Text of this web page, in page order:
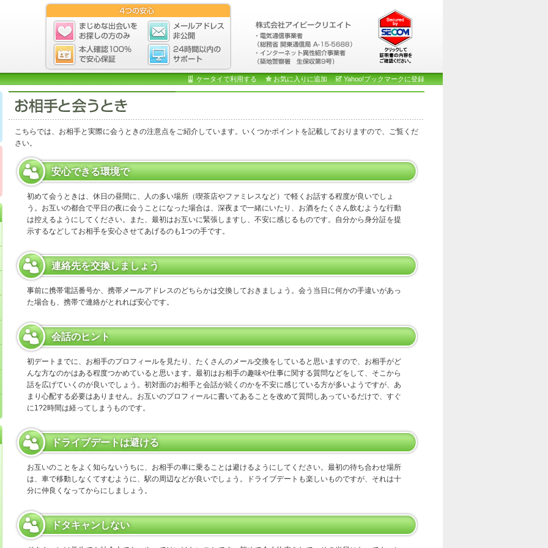
ケータイで利用する お気に入りに追加 Yahoo!ブックマークに登録
こちらでは、お相手と実際に会うときの注意点をご紹介しています。いくつかポイントを記載しておりますので、ご覧くだ
さい。
安心できる環境で
初めて会うときは、休日の昼間に、人の多い場所（喫茶店やファミレスなど）で軽くお話する程度が良いでしょ
う。お互いの都合で平日の夜に会うことになった場合は、深夜まで一緒にいたり、お酒をたくさん飲むような行動
は控えるようにしてください。また、最初はお互いに緊張しますし、不安に感じるものです。自分から身分証を提
示するなどしてお相手を安心させてあげるのも1つの手です。
連絡先を交換しましょう
事前に携帯電話番号か、携帯メールアドレスのどちらかは交換しておきましょう。会う当日に何かの手違いがあっ
た場合も、携帯で連絡がとれれば安心です。
会話のヒント
初デートまでに、お相手のプロフィールを見たり、たくさんのメール交換をしていると思いますので、お相手がど
んな方なのかはある程度つかめていると思います。最初はお相手の趣味や仕事に関する質問などをして、そこから
話を広げていくのが良いでしょう。初対面のお相手と会話が続くのかを不安に感じている方が多いようですが、あ
まり心配する必要はありません。お互いのプロフィールに書いてあることを改めて質問しあっているだけで、すぐ
に1?2時間は経ってしまうものです。
ドライブデートは避ける
お互いのことをよく知らないうちに、お相手の車に乗ることは避けるようにしてください。最初の待ち合わせ場所
は、車で移動しなくてすむように、駅の周辺などが良いでしょう。ドライブデートも楽しいものですが、それは十
分に仲良くなってからにしましょう。
ドタキャンしない